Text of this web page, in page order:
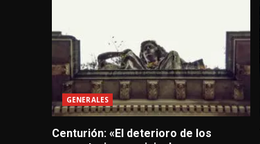
GENERALES
Centurión: «El deterioro de los